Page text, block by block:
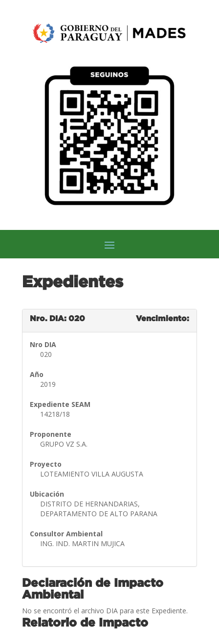
Expedientes
Nro. DIA: 020 Vencimiento:
Nro DIA
020
Año
2019
Expediente SEAM
14218/18
Proponente
GRUPO VZ S.A.
Proyecto
LOTEAMIENTO VILLA AUGUSTA
Ubicación
DISTRITO DE HERNANDARIAS,
DEPARTAMENTO DE ALTO PARANA
Consultor Ambiental
ING. IND. MARTIN MUJICA
Declaración de Impacto
Ambiental
No se encontró el archivo DIA para este Expediente.
Relatorio de Impacto